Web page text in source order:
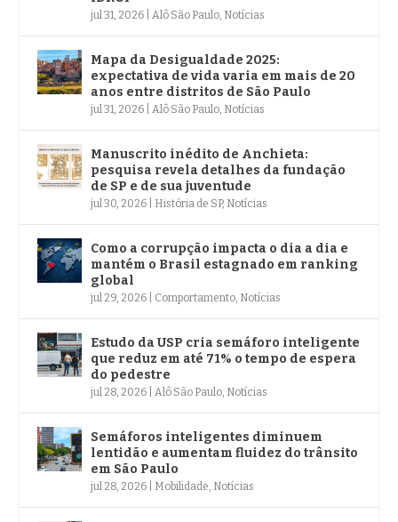
jul 31, 2026 Alô São Paulo Notícias
Mapa da Desigualdade 2025:
expectativa de vida varia em mais de 20
anos entre distritos de São Paulo
jul 31, 2026 Alô São Paulo Notícias
Manuscrito inédito de Anchieta:
pesquisa revela detalhes da fundação
de SP e de sua juventude
jul 30, 2026 História de SP, Notícias
Como a corrupção impacta o dia a dia e
mantém o Brasil estagnado em ranking
global
jul 29, 2026 Comportamento Notícias
Estudo da USP cria semáforo inteligente
que reduz em até 71% o tempo de espera
do pedestre
jul 28, 2026 Alô São Paulo Notícias
Semáforos inteligentes diminuem
lentidão e aumentam fluidez do trânsito
em São Paulo
jul 28, 2026 Mobilidade Notícias